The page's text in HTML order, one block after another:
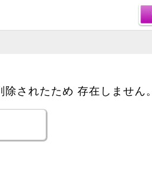
されたため 存在しません。